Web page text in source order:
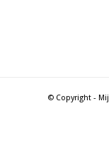
© Copyright -